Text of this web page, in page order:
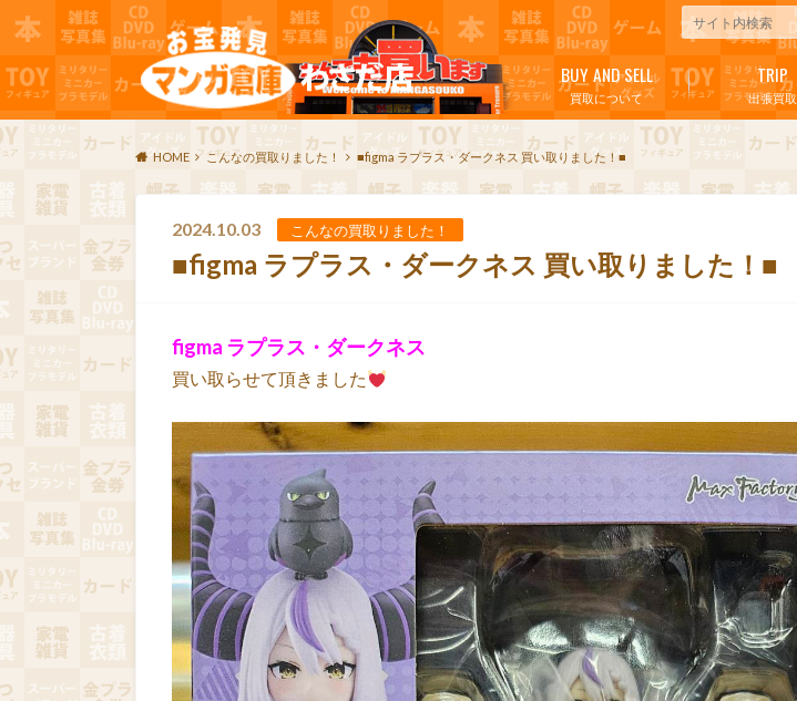
買取について
BUY AND SELL
出張買取
TRIP
HOME こんなの買取りました！ ■figma ラプラス・ダークネス 買い取りました！■
2024.10.03 こんなの買取りました！
■figma ラプラス・ダークネス 買い取りました！■
figma ラプラス・ダークネス
買い取らせて頂きました